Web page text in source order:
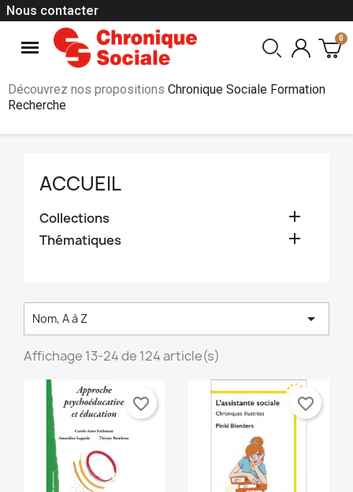
Nous contacter
Découvrez nos propositions Chronique Sociale Formation
Recherche
ACCUEIL
Collections 
Thématiques 
Nom, A à Z 
Affichage 13-24 de 124 article(s)
favorite_border favorite_border